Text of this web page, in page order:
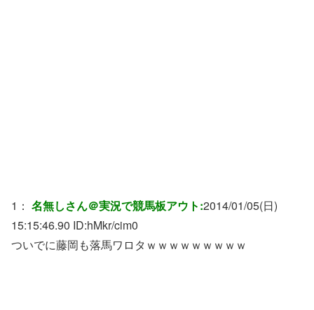
1： 名無しさん＠実況で競馬板アウト:2014/01/05(日)
15:15:46.90 ID:hMkr/cim0
ついでに藤岡も落馬ワロタｗｗｗｗｗｗｗｗｗ